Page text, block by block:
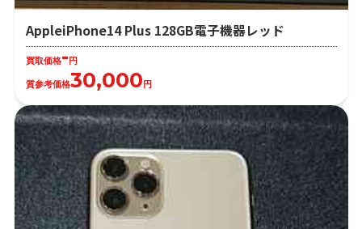
AppleiPhone14 Plus 128GB電子機器レッド
買取価格-円
質参考価格30,000円